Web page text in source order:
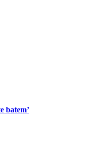
batem’